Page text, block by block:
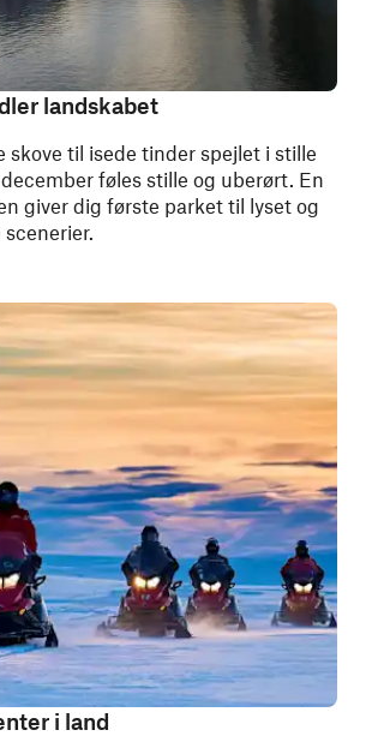
landskabet
til isede tinder spejlet i stille
føles stille og uberørt. En
giver dig første parket til lyset og
i land